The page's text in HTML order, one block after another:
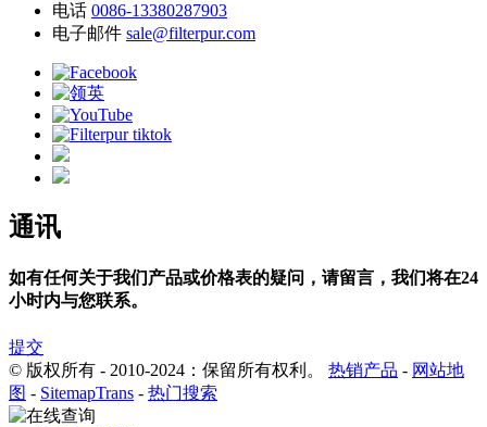
电话 0086-13380287903
电子邮件 sale@filterpur.com
通讯
如有任何关于我们产品或价格表的疑问，请留言，我们将在24
小时内与您联系。
提交
© 版权所有 - 2010-2024：保留所有权利。 热销产品 - 网站地
图 - SitemapTrans - 热门搜索